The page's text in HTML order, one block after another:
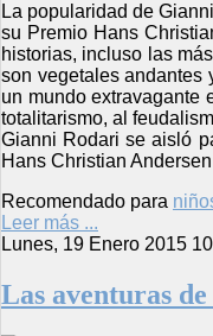
La popularidad de
su Premio Hans
historias, incluso las
son vegetales andantes
un mundo extravagante
totalitarismo, al
Gianni Rodari se aisló
Hans Christian
Recomendado para
Leer más ...
Lunes, 19 Enero 2015
Las aventuras